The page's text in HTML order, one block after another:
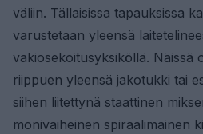
väliin. Tällaisissa tapauksissa
varustetaan yleensä
vakiosekoitusyksiköllä. Näissä
riippuen yleensä jakotukki tai
siihen liitettynä staattinen
monivaiheinen spiraalimainen